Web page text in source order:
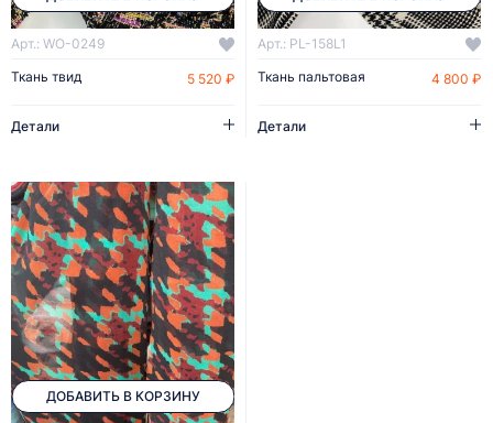
Арт.: WO-0249
Ткань твид
5 520 ₽
Детали
Арт.: PL-158L1
Ткань пальтовая
4 800 ₽
Детали
ДОБАВИТЬ В КОРЗИНУ